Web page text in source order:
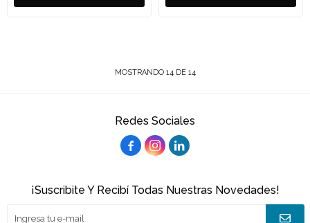
MOSTRANDO 14DE 14
Redes Sociales
  
¡Suscribite Y Recibí Todas Nuestras Novedades!